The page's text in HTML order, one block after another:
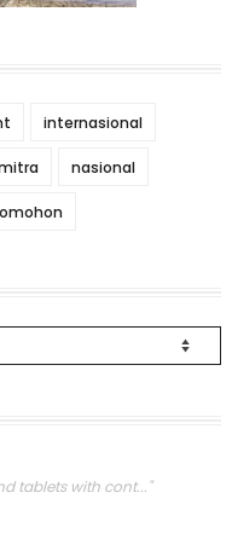
internasional
nasional
tablets with cont..."